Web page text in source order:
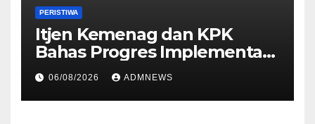
PERISTIWA
Itjen Kemenag dan KPK
Bahas Progres Implementasi
Tiga Aksi Stranas
Pencegahan Korupsi
06/08/2026 ADMNEWS